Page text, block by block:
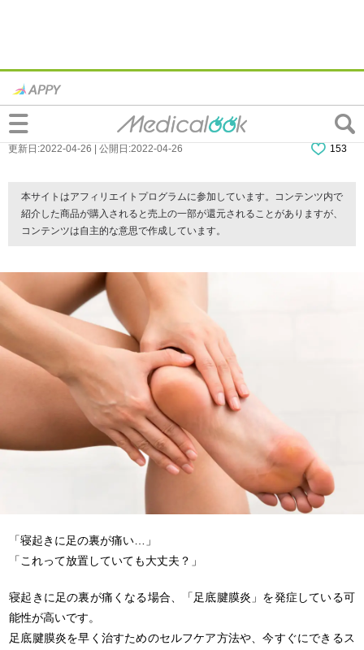
寝起きに足の裏が痛い…大丈夫？自然に治
る？簡単ストレッチ方法も紹介！
更新日:2022-04-26 | 公開日:2022-04-26 153
本サイトはアフィリエイトプログラムに参加しています。コンテンツ内で
紹介した商品が購入されると売上の一部が還元されることがありますが、
コンテンツは自主的な意思で作成しています。
「寝起きに足の裏が痛い…」
「これって放置していても大丈夫？」
寝起きに足の裏が痛くなる場合、「足底腱膜炎」を発症している可
能性が高いです。
足底腱膜炎を早く治すためのセルフケア方法や、今すぐにできるス